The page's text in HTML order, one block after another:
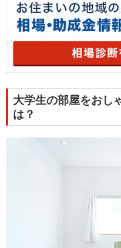
大学生の部屋をおし
は？